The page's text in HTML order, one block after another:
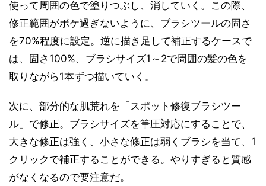
使って周囲の色で塗りつぶし、消していく。この際、
修正範囲がボケ過ぎないように、ブラシツールの固さ
を70%程度に設定。逆に描き足して補正するケースで
は、固さ100%、ブラシサイズ1～2で周囲の髪の色を
取りながら1本ずつ描いていく。
次に、部分的な肌荒れを「スポット修復ブラシツー
ル」で修正。ブラシサイズを筆圧対応にすることで、
大きな修正は強く、小さな修正は弱くブラシを当て、1
クリックで補正することができる。やりすぎると質感
がなくなるので要注意だ。